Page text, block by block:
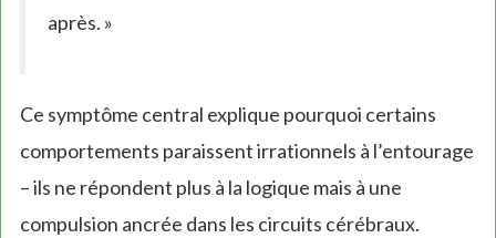
après. »
Ce symptôme central explique pourquoi certains
comportements paraissent irrationnels à l’entourage
– ils ne répondent plus à la logique mais à une
compulsion ancrée dans les circuits cérébraux.